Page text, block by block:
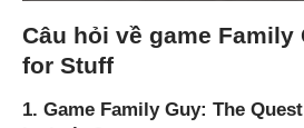
Câu hỏi về game Family
for Stuff
1. Game Family Guy: The